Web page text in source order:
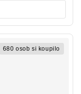
680 osob si koupilo